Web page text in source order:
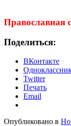
Православная
Поделиться:
ВКонтакте
Twitter
Печать
Email
Опубликовано в